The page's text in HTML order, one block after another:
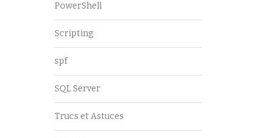
PowerShell
Scripting
spf
SQL Server
Trucs et Astuces